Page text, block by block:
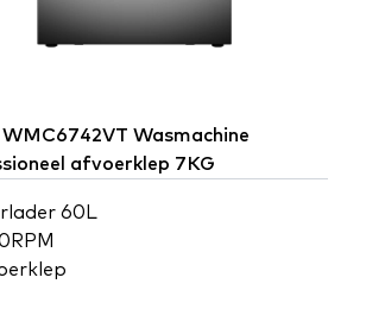
WMC6742VT Wasmachine
afvoerklep 7KG
60L